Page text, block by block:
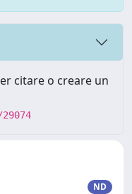
citare o creare un
ND